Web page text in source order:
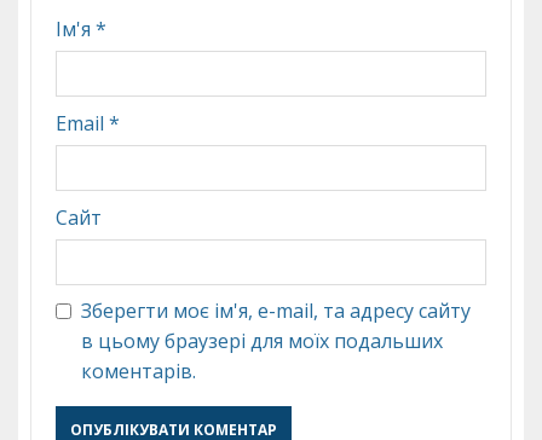
Ім'я *
Email *
Сайт
Зберегти моє ім'я, e-mail, та адресу сайту
в цьому браузері для моїх подальших
коментарів.